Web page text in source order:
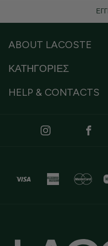
ABOUT LACOSTE
ΚΑΤΗΓΟΡΙΕΣ
HELP & CONTACTS